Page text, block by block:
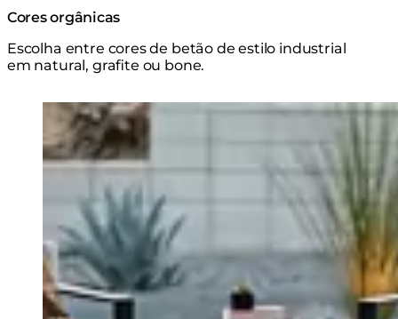
Cores orgânicas
Escolha entre cores de betão de estilo industrial
em natural, grafite ou bone.
Loading image...